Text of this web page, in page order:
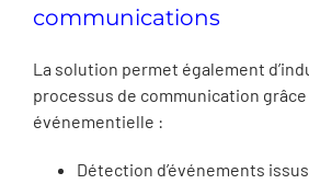
communications
La solution permet également
processus de communication
événementielle :
Détection d’événements